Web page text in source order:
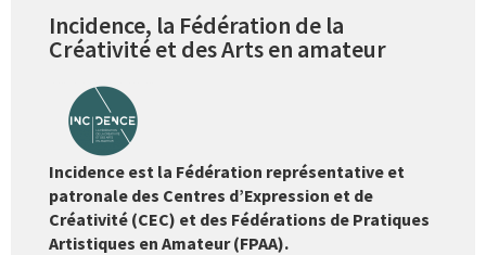
Incidence, la Fédération de la
Créativité et des Arts en amateur
Incidence est la Fédération représentative et
patronale des Centres d’Expression et de
Créativité (CEC) et des Fédérations de Pratiques
Artistiques en Amateur (FPAA).